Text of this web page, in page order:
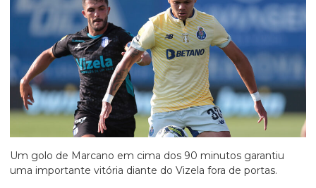
Um golo de Marcano em cima dos 90 minutos garantiu
uma importante vitória diante do Vizela fora de portas.